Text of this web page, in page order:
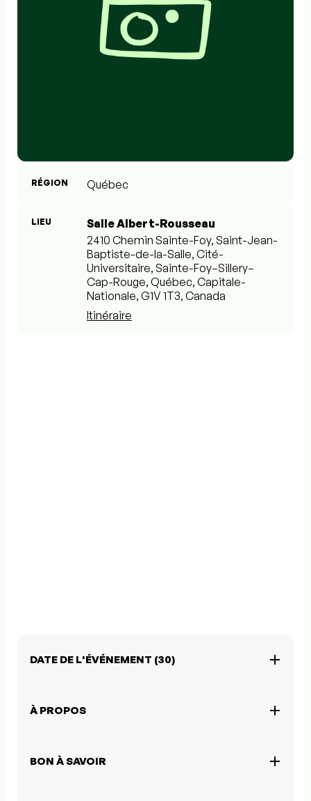
RÉGION Québec
LIEU
Salle Albert-Rousseau
2410 Chemin Sainte-Foy, Saint-Jean-
Baptiste-de-la-Salle, Cité-
Universitaire, Sainte-Foy–Sillery–
Cap-Rouge, Québec, Capitale-
Nationale, G1V 1T3, Canada
Itinéraire
DATE DE L'ÉVÉNEMENT (30)
À PROPOS
BON À SAVOIR